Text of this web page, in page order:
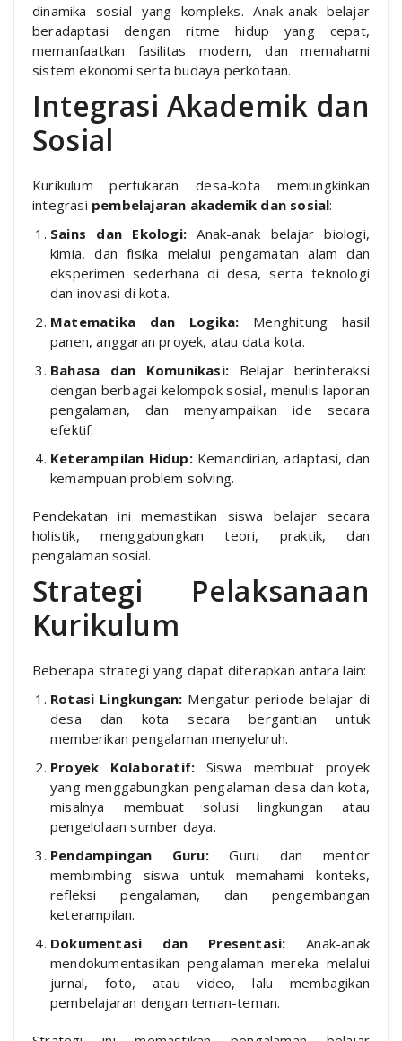
dinamika sosial yang kompleks. Anak-anak belajar
beradaptasi dengan ritme hidup yang cepat,
memanfaatkan fasilitas modern, dan memahami
sistem ekonomi serta budaya perkotaan.
Integrasi Akademik dan
Sosial
Kurikulum pertukaran desa-kota memungkinkan
integrasi pembelajaran akademik dan sosial:
Sains dan Ekologi: Anak-anak belajar biologi,
kimia, dan fisika melalui pengamatan alam dan
eksperimen sederhana di desa, serta teknologi
dan inovasi di kota.
Matematika dan Logika: Menghitung hasil
panen, anggaran proyek, atau data kota.
Bahasa dan Komunikasi: Belajar berinteraksi
dengan berbagai kelompok sosial, menulis laporan
pengalaman, dan menyampaikan ide secara
efektif.
Keterampilan Hidup:Kemandirian, adaptasi, dan
kemampuan problem solving.
Pendekatan ini memastikan siswa belajar secara
holistik, menggabungkan teori, praktik, dan
pengalaman sosial.
Strategi Pelaksanaan
Kurikulum
Beberapa strategi yang dapat diterapkan antara lain:
Rotasi Lingkungan: Mengatur periode belajar di
desa dan kota secara bergantian untuk
memberikan pengalaman menyeluruh.
Proyek Kolaboratif: Siswa membuat proyek
yang menggabungkan pengalaman desa dan kota,
misalnya membuat solusi lingkungan atau
pengelolaan sumber daya.
Pendampingan Guru:Guru dan mentor
membimbing siswa untuk memahami konteks,
refleksi pengalaman, dan pengembangan
keterampilan.
Dokumentasi dan Presentasi: Anak-anak
mendokumentasikan pengalaman mereka melalui
jurnal, foto, atau video, lalu membagikan
pembelajaran dengan teman-teman.